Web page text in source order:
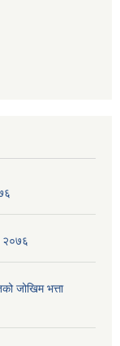
२०७६
जोखिम भत्ता